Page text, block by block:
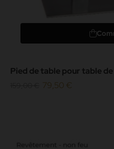
Pied de table pour table
ultra plat79,50 €